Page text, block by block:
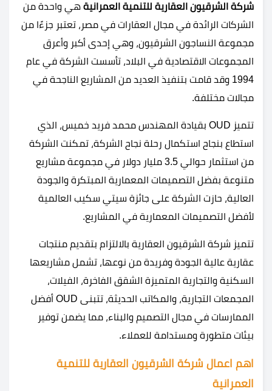
شركة الشرقيون العقارية للتنمية العمرانية هي واحدة من
الشركات الرائدة في مجال العقارات في مصر، تعتبر جزءًا من
مجموعة النساجون الشرقيون، وهي إحدى أكبر وأعرق
المجموعات الاقتصادية في البلاد، تأسست الشركة في عام
1994 وقد قامت بتنفيذ العديد من المشاريع الناجحة في
مجالات مختلفة.
تتميز OUD بقيادة المهندس محمد فريد خميس، الذي
استطاع بنجاح استكمال رحلة نجاح الشركة، تمكنت الشركة
من استثمار حوالي 3.5 مليار دولار في مجموعة مشاريع
متنوعة بفضل التصميمات المعمارية المبتكرة والجودة
العالية، حازت الشركة على جائزة سيتي سكيب العالمية
لأفضل التصميمات المعمارية في المشاريع.
تتميز شركة الشرقيون العقارية بالالتزام بتقديم منتجات
عقارية عالية الجودة وفريدة من نوعها، تشمل مشاريعها
السكنية والتجارية المتميزة الشقق الفاخرة، الفيلات،
المجمعات التجارية، والمكاتب الحديثة، تتبنى OUD أفضل
الممارسات في مجال التصميم والبناء، مما يضمن توفير
بيئات متطورة ومستدامة للعملاء.
اهم اعمال شركة الشرقيون العقارية للتنمية
العمرانية